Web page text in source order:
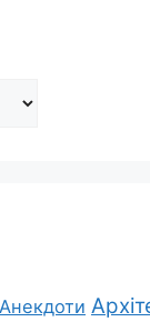
Анекдоти